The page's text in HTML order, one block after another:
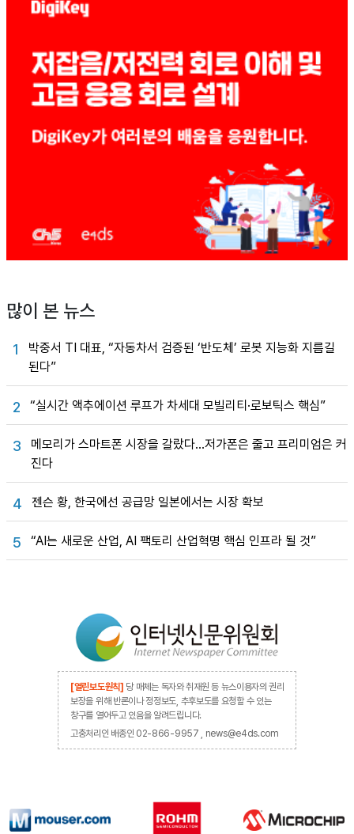
많이 본 뉴스
1
박중서 TI 대표, “자동차서 검증된 ‘반도체’ 로봇 지능화 지름길
된다”
2 “실시간 액추에이션 루프가 차세대 모빌리티·로보틱스 핵심”
3
메모리가 스마트폰 시장을 갈랐다…저가폰은 줄고 프리미엄은 커
진다
4 젠슨 황, 한국에선 공급망 일본에서는 시장 확보
5 “AI는 새로운 산업, AI 팩토리 산업혁명 핵심 인프라 될 것”
[열린보도원칙] 당 매체는 독자와 취재원 등 뉴스이용자의 권리
보장을 위해 반론이나 정정보도, 추후보도를 요청할 수 있는
창구를 열어두고 있음을 알려드립니다.
고충처리인 배종인 02-866-9957 , news@e4ds.com